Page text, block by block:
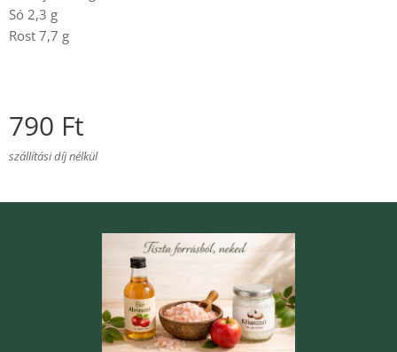
Só 2,3 g
Rost 7,7 g
790 Ft
szállítási díj nélkül